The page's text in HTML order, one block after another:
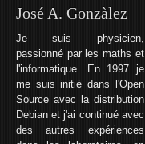
José A. Gonzàlez
Je suis physicien,
passionné par les maths et
l'informatique. En 1997 je
me suis initié dans l'Open
Source avec la distribution
Debian et j'ai continué avec
des autres expériences